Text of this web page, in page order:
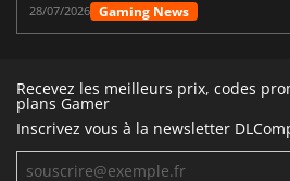
28/07/2026 Gaming News
Recevez les meilleurs prix, codes
plans Gamer
Inscrivez vous à la newsletter